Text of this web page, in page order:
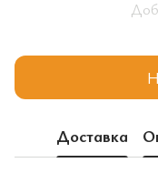
Доставка